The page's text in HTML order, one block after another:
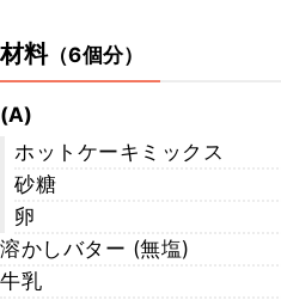
材料（6個分）
(A)
ホットケーキミックス
砂糖
卵
溶かしバター (無塩)
牛乳